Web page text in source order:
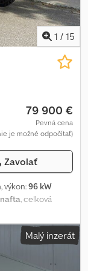
1 / 15
79 900 €
Pevná cena
je možné odpočítať)
Zavolať
, výkon:96 kW
nafta , celková
sedadiel:5,
kúrenie,
patrová postel,
posilovač
Malý inzerát